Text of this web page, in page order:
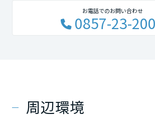
お電話でのお問い合わせ
0857-23-
周辺環境